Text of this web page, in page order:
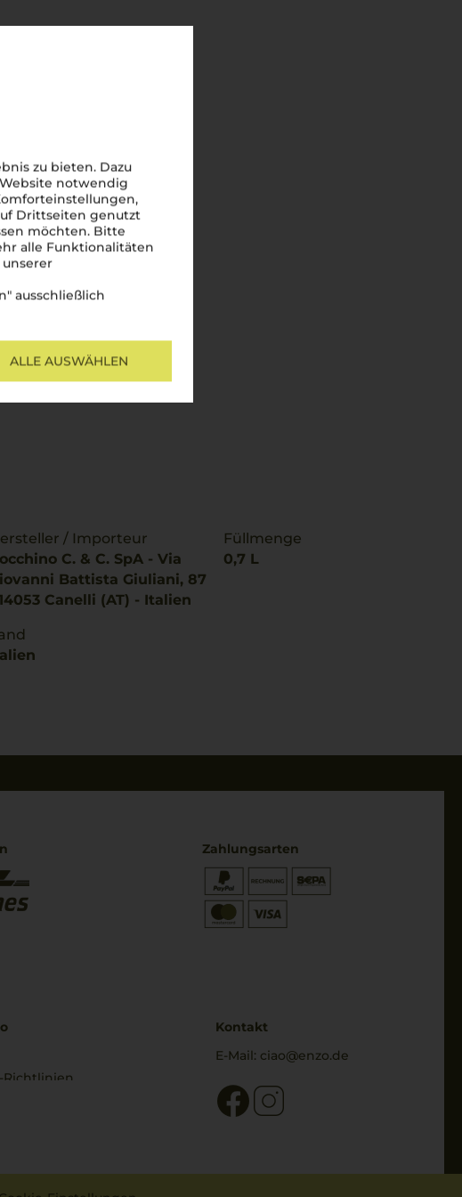
zu bieten. Dazu
notwendig
Drittseiten genutzt
möchten. Bitte
alle Funktionalitäten
ausschließlich
ALLE AUSWÄHLEN
/ Importeur
C. & C. SpA - Via
Battista Giuliani, 87
Canelli (AT) - Italien
Füllmenge
0,7 L
Zahlungsarten
Kontakt
E-Mail: ciao@enzo.de